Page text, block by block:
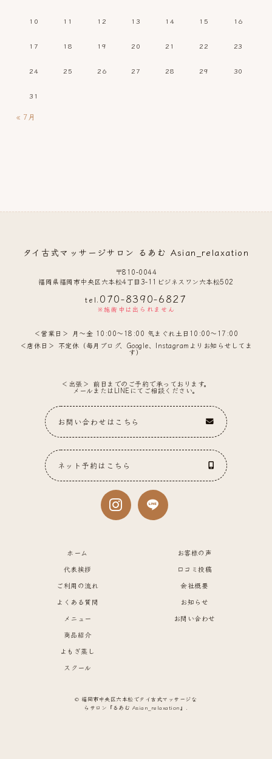
10 11 12 13 14 15 16
17 18 19 20 21 22 23
24 25 26 27 28 29 30
31
« 7月
タイ古式マッサージサロン るあむ Asian_relaxation
〒810-0044
福岡県福岡市中央区六本松4丁目3-11ビジネスワン六本松502
tel. 070-8390-6827
※施術中は出られません
営業日
月〜金 10:00〜18:00 気まぐれ土日10:00〜17:00
店休日
不定休（毎月ブログ、Google、Instagramよりお知らせしてま
す）
出張 前日までのご予約で承っております。
メールまたはLINEにてご相談ください。
お問い合わせはこちら
ネット予約はこちら
ホーム
代表挨拶
ご利用の流れ
よくある質問
メニュー
商品紹介
よもぎ蒸し
スクール
お客様の声
口コミ投稿
会社概要
お知らせ
お問い合わせ
© 福岡市中央区六本松でタイ古式マッサージな
らサロン『るあむ Asian_relaxation』.